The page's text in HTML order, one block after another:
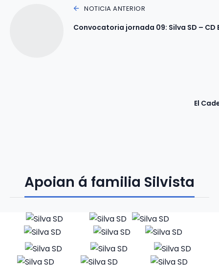
NOTICIA ANTERIOR
Convocatoria jornada 09: Silva SD – CD
El
Apoian á familia Silvista